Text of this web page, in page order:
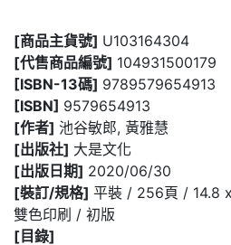
[商品主貨號] U103164304
[代售商品編號] 104931500179
[ISBN-13碼] 9789579654913
[ISBN] 9579654913
[作者]
池谷敏郎, 黃雅慧
[出版社] 大是文化
[出版日期] 2020/06/30
[裝訂/規格] 平裝 / 256頁 / 14.8
雙色印刷 / 初版
[目錄]